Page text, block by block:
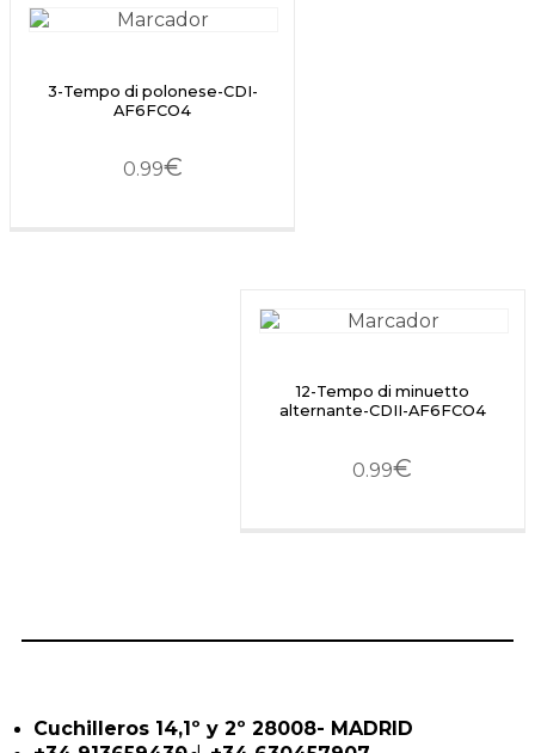
3-Tempo di polonese-CDI-
AF6FCO4
0.99€
12-Tempo di minuetto
alternante-CDII-AF6FCO4
0.99€
Cuchilleros 14,1º y 2º 28008- MADRID